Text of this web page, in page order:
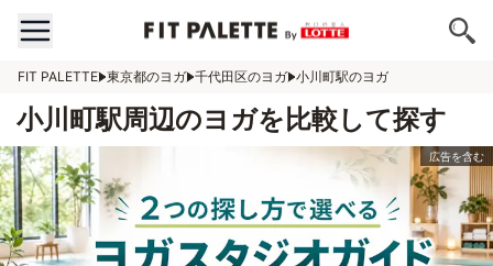
FIT PALETTE 東京都のヨガ 千代田区のヨガ 小川町駅のヨガ
小川町駅周辺のヨガを比較して探す